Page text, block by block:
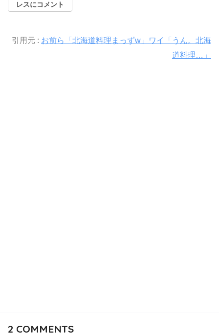
レスにコメント
引用元 : お前ら「北海道料理まっずw」ワイ「うん。北海
道料理…」
2 COMMENTS